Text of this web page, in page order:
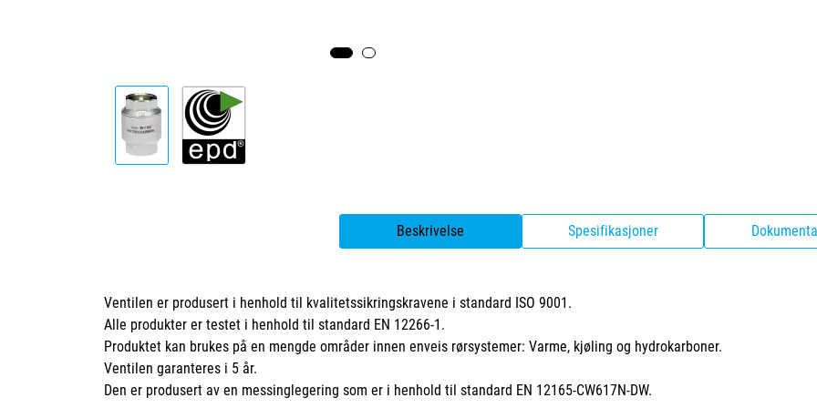
Beskrivelse Spesifikasjoner
Ventilen er produsert i henhold til kvalitetssikringskravene i standard ISO 9001.
Alle produkter er testet i henhold til standard EN 12266-1.
Produktet kan brukes på en mengde områder innen enveis rørsystemer: Varme, kjøling og hydrokarboner.
Ventilen garanteres i 5 år.
Den er produsert av en messinglegering som er i henhold til standard EN 12165-CW617N-DW.